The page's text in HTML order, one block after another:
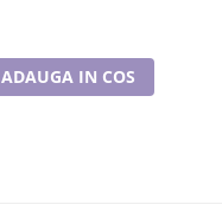
ADAUGA IN COS